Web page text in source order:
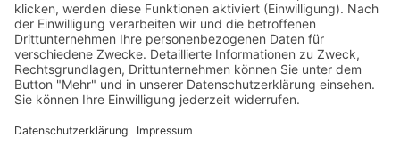
Impressum
Datenschutz
AGB
Widerrufsbelehrung
Montag - Freitag